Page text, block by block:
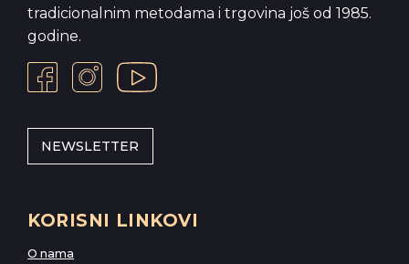
tradicionalnim metodama i trgovina još od 1985.
godine.
NEWSLETTER
KORISNI LINKOVI
O nama